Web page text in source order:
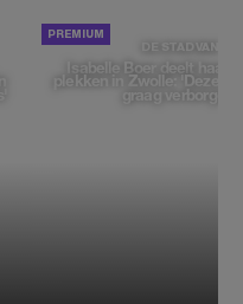
DE STAD VAN
Isabelle Boer deelt haar
plekken in Zwolle: 'Deze
graag verborgen'